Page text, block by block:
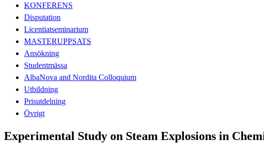
KONFERENS
Disputation
Licentiatseminarium
MASTERUPPSATS
Ansökning
Studentmässa
AlbaNova and Nordita Colloquium
Utbildning
Prisutdelning
Övrigt
Experimental Study on Steam Explosions in